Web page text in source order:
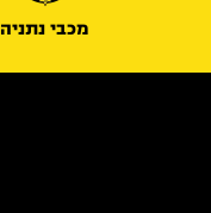
מכבי נתניה